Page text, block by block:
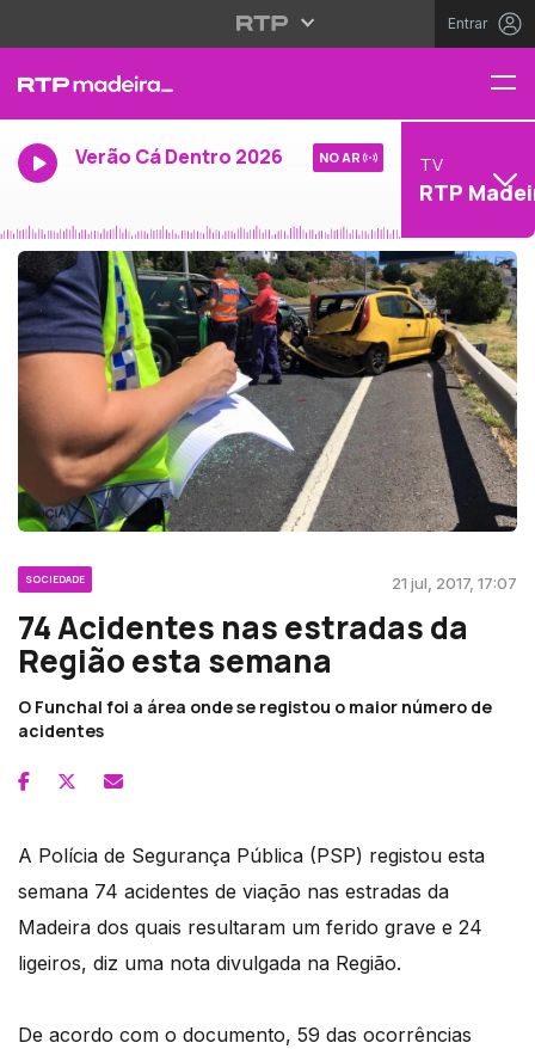
Entrar
Verão Cá Dentro 2026 NO AR TV
RTP
SOCIEDADE 21 jul, 2017, 17:07
74 Acidentes nas estradas da
Região esta semana
O Funchal foi a área onde se registou o maior número de
acidentes
A Polícia de Segurança Pública (PSP) registou esta
semana 74 acidentes de viação nas estradas da
Madeira dos quais resultaram um ferido grave e 24
ligeiros, diz uma nota divulgada na Região.
De acordo com o documento, 59 das ocorrências